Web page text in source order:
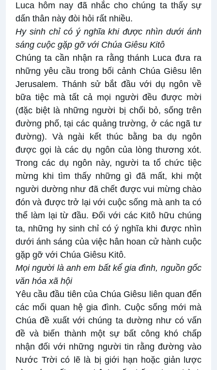
Luca hôm nay đã nhắc cho chúng ta thấy sự
dấn thân này đòi hỏi rất nhiều.
Hy sinh chỉ có ý nghĩa khi được nhìn dưới ánh
sáng cuộc gặp gỡ với Chúa Giêsu Kitô
Chúng ta cần nhận ra rằng thánh Luca đưa ra
những yêu cầu trong bối cảnh Chúa Giêsu lên
Jerusalem. Thánh sử bắt đầu với dụ ngôn về
bữa tiệc mà tất cả mọi người đều được mời
(đặc biệt là những người bị chối bỏ, sống trên
đường phố, tại các quảng trường, ở các ngã tư
đường). Và ngài kết thúc bằng ba dụ ngôn
được gọi là các dụ ngôn của lòng thương xót.
Trong các dụ ngôn này, người ta tổ chức tiệc
mừng khi tìm thấy những gì đã mất, khi một
người dường như đã chết được vui mừng chào
đón và được trở lại với cuộc sống mà anh ta có
thể làm lại từ đầu. Đối với các Kitô hữu chúng
ta, những hy sinh chỉ có ý nghĩa khi được nhìn
dưới ánh sáng của việc hân hoan cử hành cuộc
gặp gỡ với Chúa Giêsu Kitô.
Mọi người là anh em bất kể gia đình, nguồn gốc
văn hóa xã hội
Yêu cầu đầu tiên của Chúa Giêsu liên quan đến
các mối quan hệ gia đình. Cuộc sống mới mà
Chúa đề xuất với chúng ta dường như có vấn
đề và biến thành một sự bất công khó chấp
nhận đối với những người tin rằng đường vào
Nước Trời có lẽ là bị giới hạn hoặc giản lược